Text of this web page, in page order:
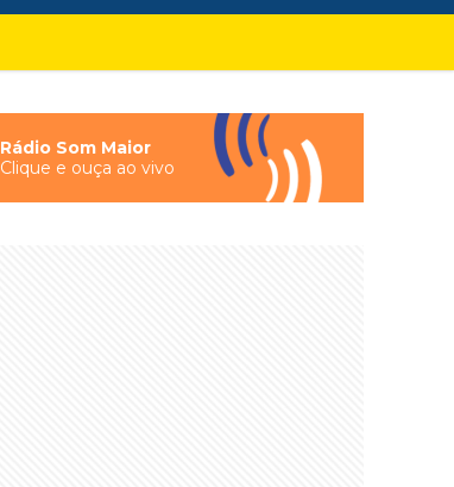
Rádio Som Maior
Clique e ouça ao vivo